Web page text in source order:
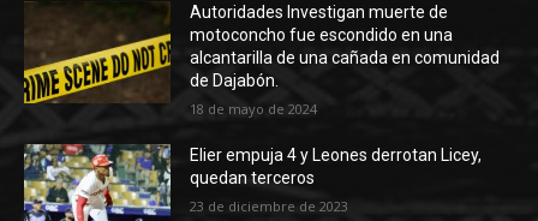
Autoridades Investigan muerte de
motoconcho fue escondido en una
alcantarilla de una cañada en comunidad
de Dajabón.
18 de mayo de 2024
Elier empuja 4 y Leones derrotan Licey,
quedan terceros
23 de diciembre de 2023